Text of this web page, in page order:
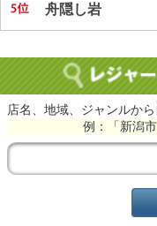
舟隠し岩
店名、地域、ジャンルか
例：「新潟